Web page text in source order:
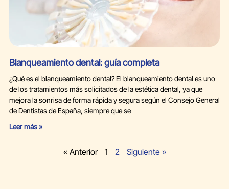
Blanqueamiento dental: guía completa
¿Qué es el blanqueamiento dental? El blanqueamiento dental es uno
de los tratamientos más solicitados de la estética dental, ya que
mejora la sonrisa de forma rápida y segura según el Consejo General
de Dentistas de España, siempre que se
Leer más »
« Anterior 1 2 Siguiente »